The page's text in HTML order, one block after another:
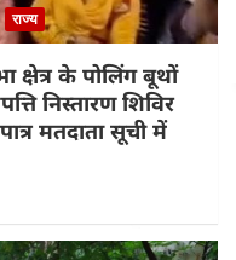
राज्य
के पोलिंग बूथों
निस्तारण शिविर
मतदाता सूची में